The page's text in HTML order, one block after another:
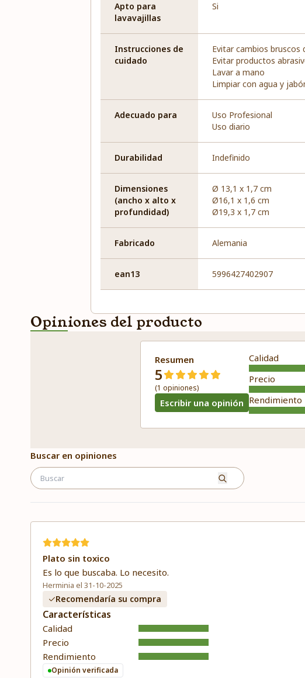
Apto para
lavavajillas
Si
Instrucciones de
cuidado
Evitar cambios bruscos
Evitar productos
Lavar a mano
Limpiar con agua y
Adecuado para
Uso Profesional
Uso diario
Durabilidad Indefinido
Dimensiones
(ancho x alto x
profundidad)
Ø 13,1 x 1,7 cm
Ø16,1 x 1,6 cm
Ø19,3 x 1,7 cm
Fabricado Alemania
ean13 5996427402907
Opiniones del producto
Resumen
5
(1 opiniones)
Escribir una opinión
Calidad
Precio
Rendimiento
Buscar en opiniones
Plato sin toxico
Es lo que buscaba. Lo necesito.
Herminia el 31-10-2025
Recomendaría su compra
Características
Calidad
Precio
Rendimiento
Opinión verificada